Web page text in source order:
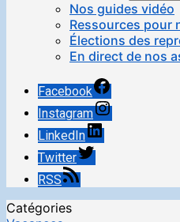
Nos guides vidéo
Ressources pour
Élections des
En direct de nos
Facebook
Instagram
LinkedIn
Twitter
RSS
Catégories